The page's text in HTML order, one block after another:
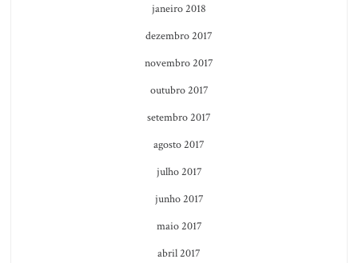
janeiro 2018
dezembro 2017
novembro 2017
outubro 2017
setembro 2017
agosto 2017
julho 2017
junho 2017
maio 2017
abril 2017